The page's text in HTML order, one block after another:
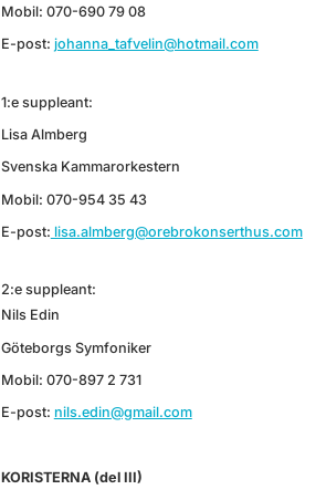
Mobil: 070-690 79 08
E-post: johanna_tafvelin@hotmail.com
1:e suppleant:
Lisa Almberg
Svenska Kammarorkestern
Mobil: 070-954 35 43
E-post: lisa.almberg@orebrokonserthus.com
2:e suppleant:
Nils Edin
Göteborgs Symfoniker
Mobil: 070-897 2 731
E-post: nils.edin@gmail.com
KORISTERNA (del III)